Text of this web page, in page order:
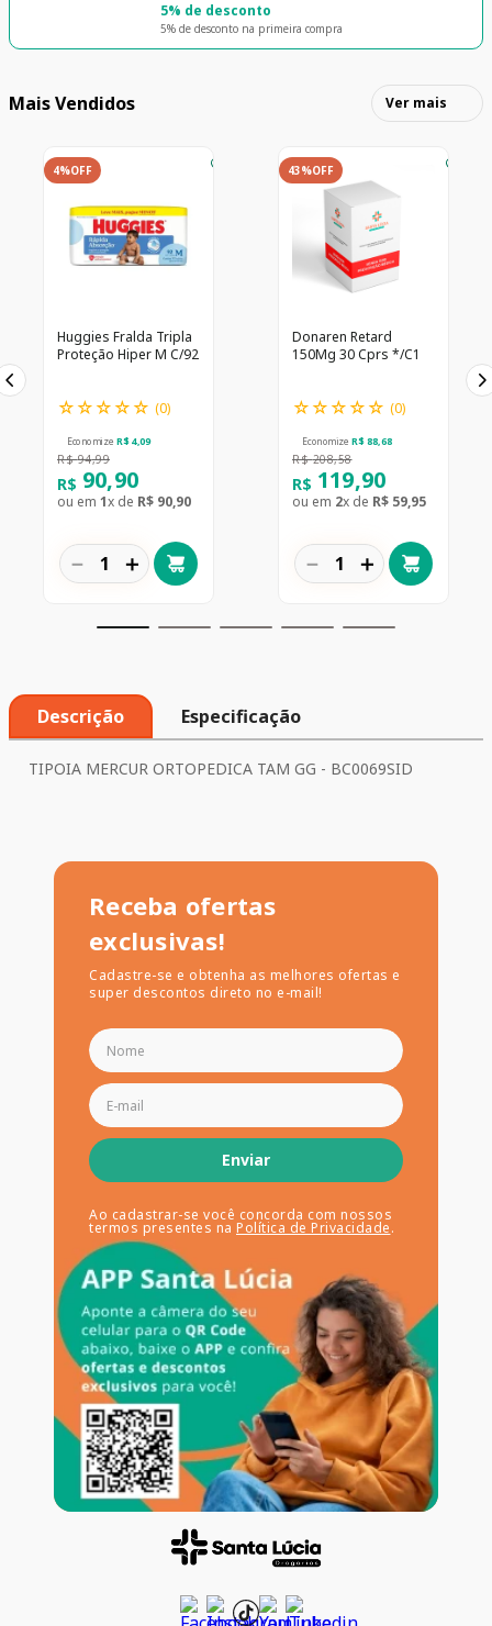
5% de desconto
5% de desconto na primeira compra
Mais Vendidos Ver mais
4%OFF
Huggies Fralda Tripla
Proteção Hiper M C/92
☆☆☆☆☆ (0)
Economize R$ 4,09
R$ 94,99
R$ 90,90
ou em 1x de R$ 90,90
＋
－
43%OFF
Donaren Retard
150Mg 30 Cprs */C1
☆☆☆☆☆ (0)
Economize R$ 88,68
R$ 208,58
R$ 119,90
ou em 2x de R$ 59,95
＋
－
Descrição Especificação
TIPOIA MERCUR ORTOPEDICA TAM GG - BC0069SID
Receba ofertas
exclusivas!
Cadastre-se e obtenha as melhores ofertas e
super descontos direto no e-mail!
Enviar
Ao cadastrar-se você concorda com nossos
termos presentes na Política de Privacidade.